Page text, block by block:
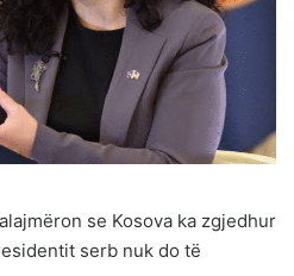
se Kosova ka zgjedhur
serb nuk do të